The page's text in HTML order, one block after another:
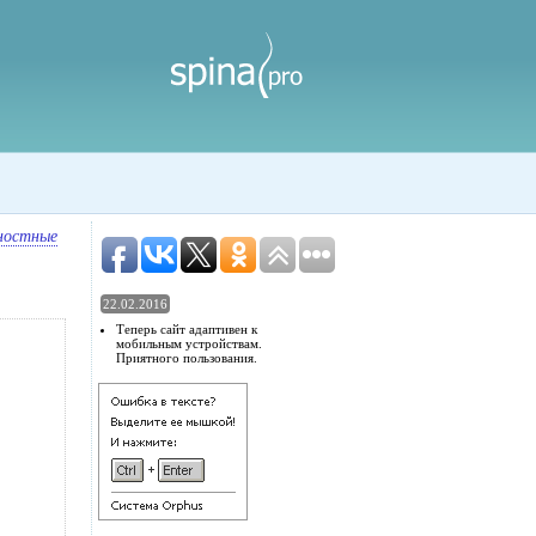
22.02.2016
Теперь сайт адаптивен к
мобильным устройствам.
Приятного пользования.